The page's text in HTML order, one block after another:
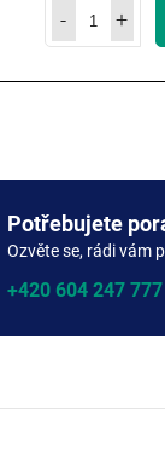
+0
+0
Potřebujete
Ozvěte se, rádi vám
+420 604 247 777